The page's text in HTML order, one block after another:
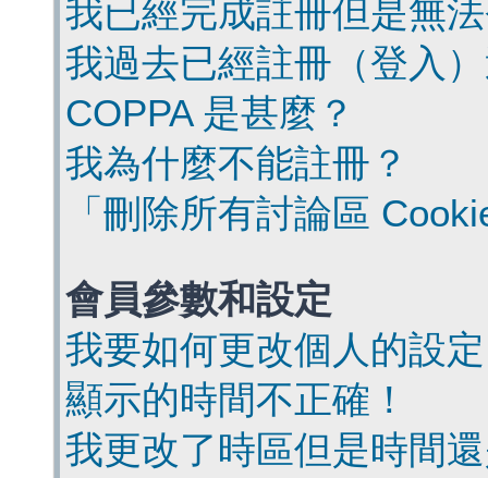
我已經完成註冊但是無
我過去已經註冊（登入
COPPA 是甚麼？
我為什麼不能註冊？
「刪除所有討論區
會員參數和設定
我要如何更改個人的設
顯示的時間不正確！
我更改了時區但是時間